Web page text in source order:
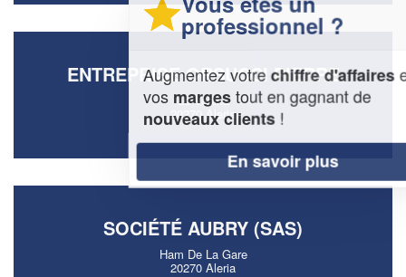
ENTREPRISE ORSUCCI PIERRE
Ld Vadina
20270 Aleria
SOCIÉTÉ AUBRY (SAS)
Ham De La Gare
20270 Aleria
professionnel ?
Augmentez votrechiffre d'affaireset
margestout en gagnant de
nouveaux clients!
En savoir plus